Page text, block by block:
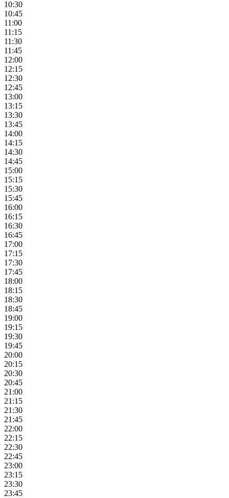
10:30
10:45
11:00
11:15
11:30
11:45
12:00
12:15
12:30
12:45
13:00
13:15
13:30
13:45
14:00
14:15
14:30
14:45
15:00
15:15
15:30
15:45
16:00
16:15
16:30
16:45
17:00
17:15
17:30
17:45
18:00
18:15
18:30
18:45
19:00
19:15
19:30
19:45
20:00
20:15
20:30
20:45
21:00
21:15
21:30
21:45
22:00
22:15
22:30
22:45
23:00
23:15
23:30
23:45